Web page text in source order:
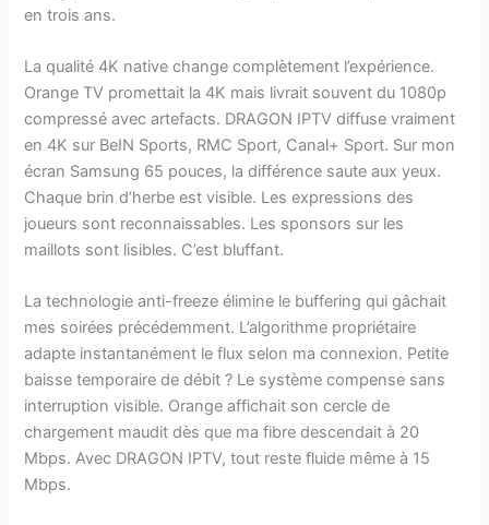
en trois ans.
La qualité 4K native change complètement l’expérience.
Orange TV promettait la 4K mais livrait souvent du 1080p
compressé avec artefacts. DRAGON IPTV diffuse vraiment
en 4K sur BeIN Sports, RMC Sport, Canal+ Sport. Sur mon
écran Samsung 65 pouces, la différence saute aux yeux.
Chaque brin d’herbe est visible. Les expressions des
joueurs sont reconnaissables. Les sponsors sur les
maillots sont lisibles. C’est bluffant.
La technologie anti-freeze élimine le buffering qui gâchait
mes soirées précédemment. L’algorithme propriétaire
adapte instantanément le flux selon ma connexion. Petite
baisse temporaire de débit ? Le système compense sans
interruption visible. Orange affichait son cercle de
chargement maudit dès que ma fibre descendait à 20
Mbps. Avec DRAGON IPTV, tout reste fluide même à 15
Mbps.